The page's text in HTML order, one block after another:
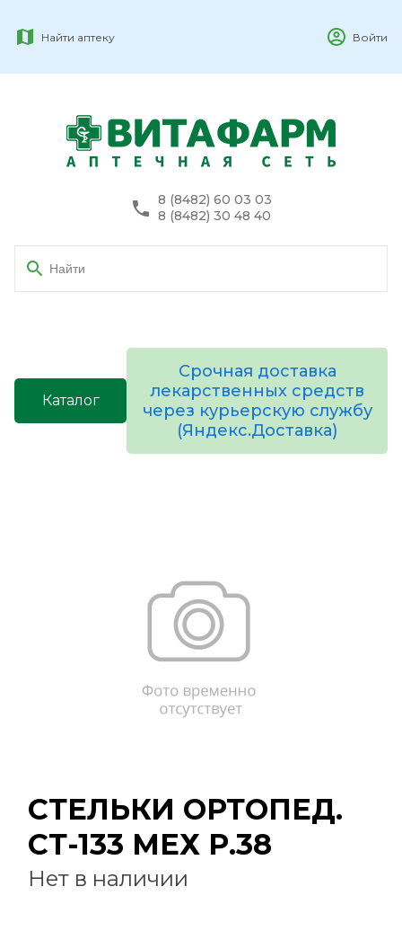
Найти аптеку Войти
8 (8482) 60 03 03
8 (8482) 30 48 40
Каталог
Срочная доставка
лекарственных средств
через курьерскую службу
(Яндекс.Доставка)
СТЕЛЬКИ ОРТОПЕД.
СТ-133 МЕХ Р.38
Нет в наличии